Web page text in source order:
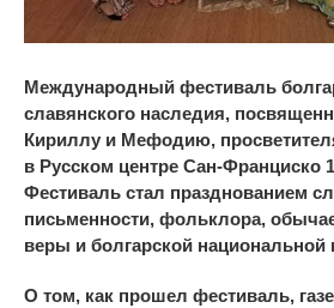
Международный фестиваль
славянского наследия,
Кириллу и Мефодию,
в Русском центре Сан-Франциско
Фестиваль стал празднованием
письменности, фольклора,
веры и болгарской национальной
О том, как прошел фестиваль,